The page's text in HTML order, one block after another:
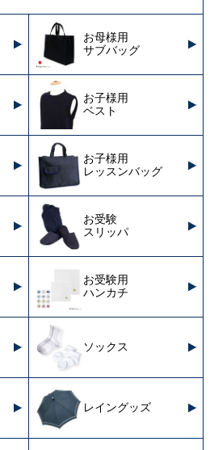
お母様用
サブバッグ
お子様用
ベスト
お子様用
レッスンバッグ
お受験
スリッパ
お受験用
ハンカチ
ソックス
レイングッズ